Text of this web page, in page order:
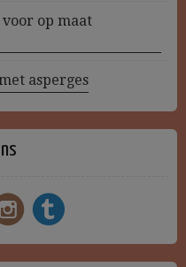
op maat
asperges